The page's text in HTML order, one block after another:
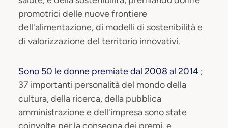
promotrici delle nuove frontiere
dell'alimentazione, di modelli di sostenibilità e
di valorizzazione del territorio innovativi.
Sono 50 le donne premiate dal 2008 al 2014 ;
37 importanti personalità del mondo della
cultura, della ricerca, della pubblica
amministrazione e dell'impresa sono state